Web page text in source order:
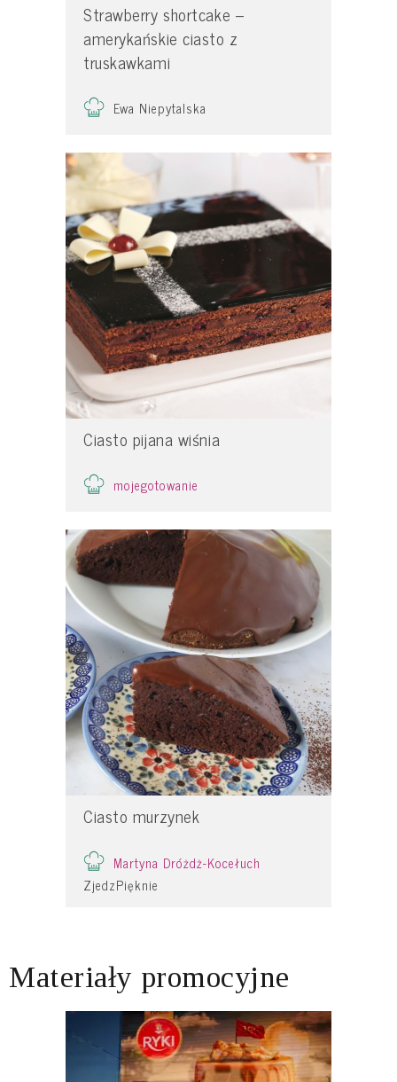
Strawberry shortcake –
amerykańskie ciasto z
truskawkami
Ewa Niepytalska
Ciasto pijana wiśnia
mojegotowanie
Ciasto murzynek
Martyna Dróżdż-Kocełuch
ZjedzPięknie
Materiały promocyjne